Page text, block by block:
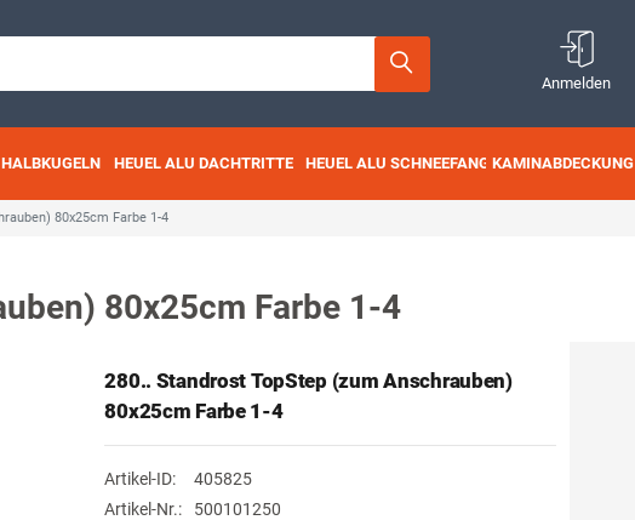
Anmelden
HEUEL ALU DACHTRITTE HEUEL ALU SCHNEEFANG KAMINABDECKUNG
80x25cm Farbe 1-4
80x25cm Farbe 1-4
280.. Standrost TopStep (zum Anschrauben)
80x25cm Farbe 1-4
Artikel-ID:
405825
Artikel-Nr.:
500101250